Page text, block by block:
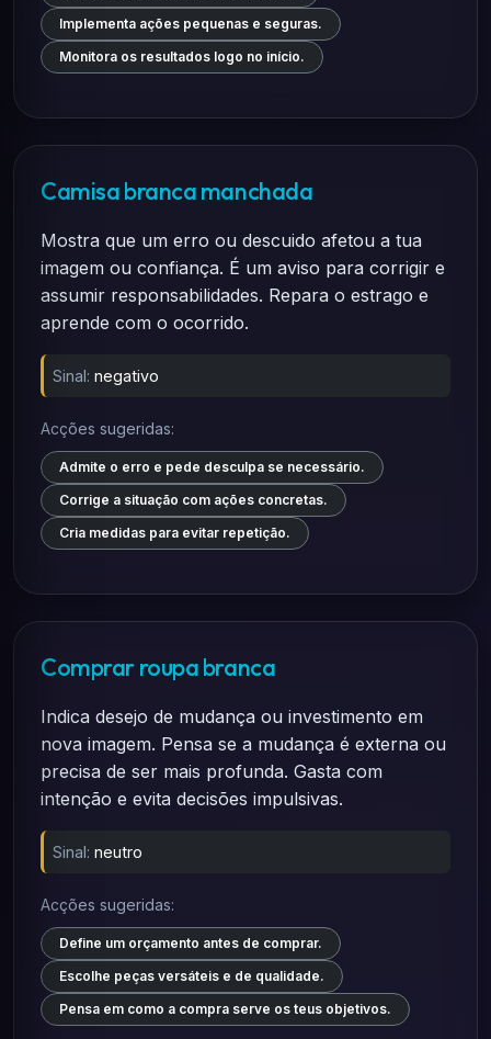
Implementa ações pequenas e seguras.
Monitora os resultados logo no início.
Camisa branca manchada
Mostra que um erro ou descuido afetou a tua
imagem ou confiança. É um aviso para corrigir e
assumir responsabilidades. Repara o estrago e
aprende com o ocorrido.
Sinal: negativo
Acções sugeridas:
Admite o erro e pede desculpa se necessário.
Corrige a situação com ações concretas.
Cria medidas para evitar repetição.
Comprar roupa branca
Indica desejo de mudança ou investimento em
nova imagem. Pensa se a mudança é externa ou
precisa de ser mais profunda. Gasta com
intenção e evita decisões impulsivas.
Sinal: neutro
Acções sugeridas:
Define um orçamento antes de comprar.
Escolhe peças versáteis e de qualidade.
Pensa em como a compra serve os teus objetivos.